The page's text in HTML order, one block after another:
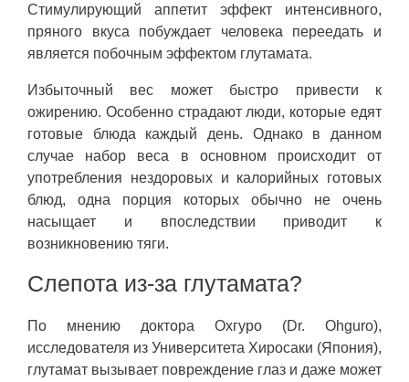
Стимулирующий аппетит эффект интенсивного,
пряного вкуса побуждает человека переедать и
является побочным эффектом глутамата.
Избыточный вес может быстро привести к
ожирению. Особенно страдают люди, которые едят
готовые блюда каждый день. Однако в данном
случае набор веса в основном происходит от
употребления нездоровых и калорийных готовых
блюд, одна порция которых обычно не очень
насыщает и впоследствии приводит к
возникновению тяги.
Слепота из-за глутамата?
По мнению доктора Охгуро (Dr. Ohguro),
исследователя из Университета Хиросаки (Япония),
глутамат вызывает повреждение глаз и даже может